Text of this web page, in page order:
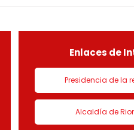
normas
saber que según ra
Enlaces de
Presidencia de la
Alcaldía de